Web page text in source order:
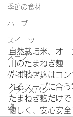
季節の食材
ハーブ
スイーツ
スープ
パン作り
フランスパン
麹
自然栽培米、オ
用のたまねぎ麹
たまねぎ麹はコ
れるスープに合う
たまねぎ麹だけ
優しく、安心安全